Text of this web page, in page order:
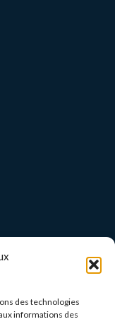
des technologies
informations des